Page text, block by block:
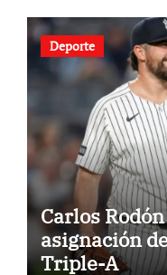
Deporte
Carlos
asignación
Triple-A